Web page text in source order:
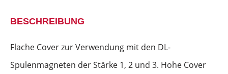
BESCHREIBUNG
Flache Cover zur Verwendung mit den DL-
Spulenmagneten der Stärke 1, 2 und 3. Hohe Cover